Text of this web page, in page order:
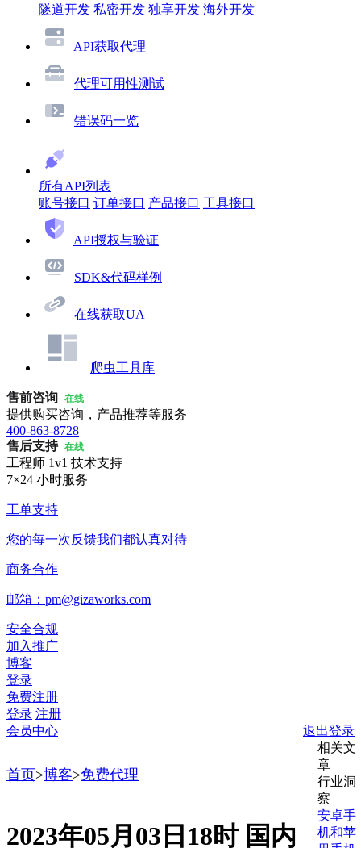
隧道开发 私密开发 独享开发 海外开发
API获取代理
代理可用性测试
错误码一览
所有API列表
账号接口 订单接口 产品接口 工具接口
API授权与验证
SDK&代码样例
在线获取UA
爬虫工具库
售前咨询 在线
提供购买咨询，产品推荐等服务
400-863-8728
售后支持 在线
工程师 1v1 技术支持
7×24 小时服务
工单支持
您的每一次反馈我们都认真对待
商务合作
邮箱：pm@gizaworks.com
安全合规
加入推广
博客
登录
免费注册
登录 注册
会员中心
退出登录
首页>博客>免费代理
2023年05月03日18时 国内
相关文
章
行业洞
察
安卓手
机和苹